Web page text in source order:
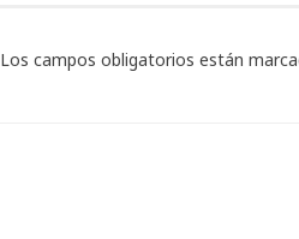
Los campos obligatorios están